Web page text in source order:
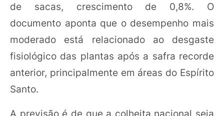
de sacas, crescimento de 0,8%. O
documento aponta que o desempenho mais
moderado está relacionado ao desgaste
fisiológico das plantas após a safra recorde
anterior, principalmente em áreas do Espírito
Santo.